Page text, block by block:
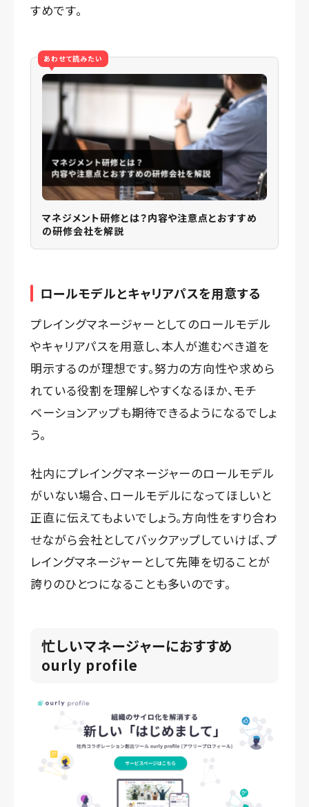
すめです。
あわせて読みたい
マネジメント研修とは？内容や注意点とおすすめ
の研修会社を解説
ロールモデルとキャリアパスを用意する
プレイングマネージャーとしてのロールモデル
やキャリアパスを用意し、本人が進むべき道を
明示するのが理想です。努力の方向性や求めら
れている役割を理解しやすくなるほか、モチ
ベーションアップも期待できるようになるでしょ
う。
社内にプレイングマネージャーのロールモデル
がいない場合、ロールモデルになってほしいと
正直に伝えてもよいでしょう。方向性をすり合わ
せながら会社としてバックアップしていけば、プ
レイングマネージャーとして先陣を切ることが
誇りのひとつになることも多いのです。
忙しいマネージャーにおすすめ
ourly profile